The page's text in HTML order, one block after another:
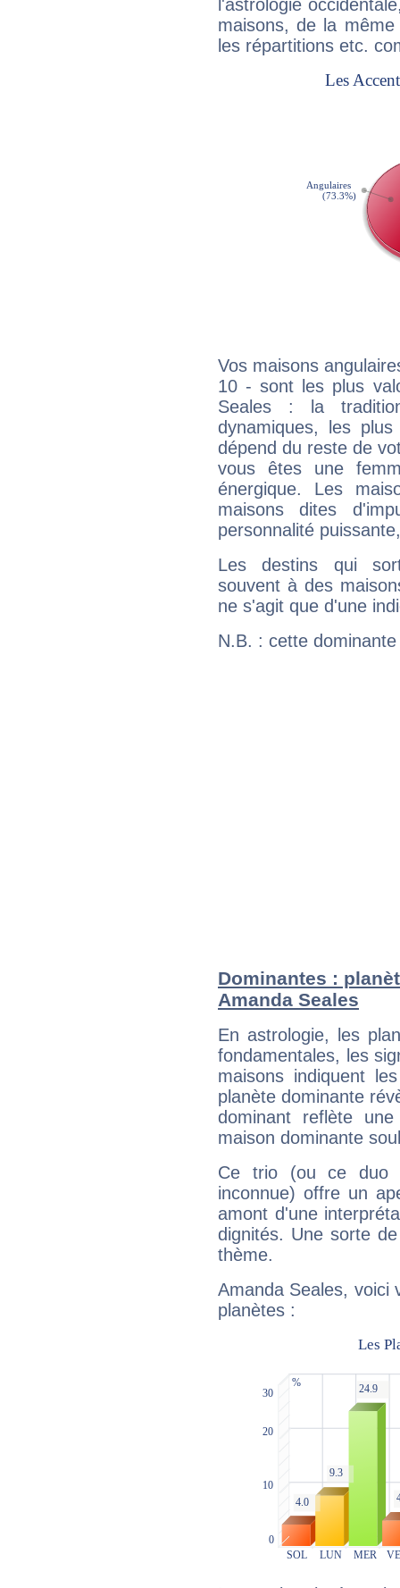
l'astrologie
maisons, de la
les répartitions etc.
Vos maisons
10 - sont les plus
Seales : la
dynamiques, les
dépend du reste de
vous êtes une
énergique. Les
maisons dites
personnalité
Les destins qui
souvent à des
ne s'agit que d'une
N.B. : cette
Dominantes :
Amanda Seales
En astrologie, les
fondamentales, les
maisons indiquent
planète dominante
dominant reflète
maison dominante
Ce trio (ou ce duo
inconnue) offre un
amont d'une
dignités. Une sorte
thème.
Amanda Seales, voici
planètes :